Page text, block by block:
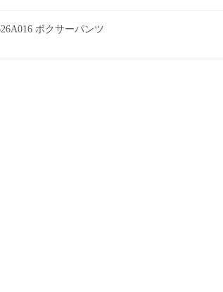
ボクサーパンツ